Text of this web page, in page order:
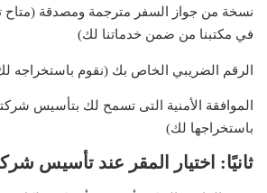
نسخة من جواز السفر مترجمة ومصدقة (متاح
في مكتبنا من ضمن خدماتنا لك)
الرقم الضريبي الخاص بك (نقوم باستخراجه
الموافقة الأمنية التى تسمح لك بتأسيس
باستخراجها لك)
ثانيًا: اختيار المقر عند تأسيس